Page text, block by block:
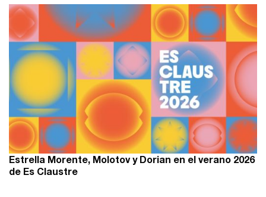
Estrella Morente, Molotov y Dorian en el verano 2026
de Es Claustre